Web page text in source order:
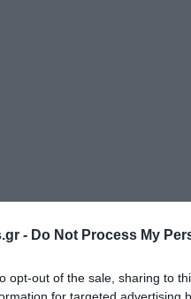
- Do Not Process My
opt-out of the sale, sharing to
for targeted advertising
το Τόκιο μετά την
εισαγόμενο
νέο παγκόσμιο